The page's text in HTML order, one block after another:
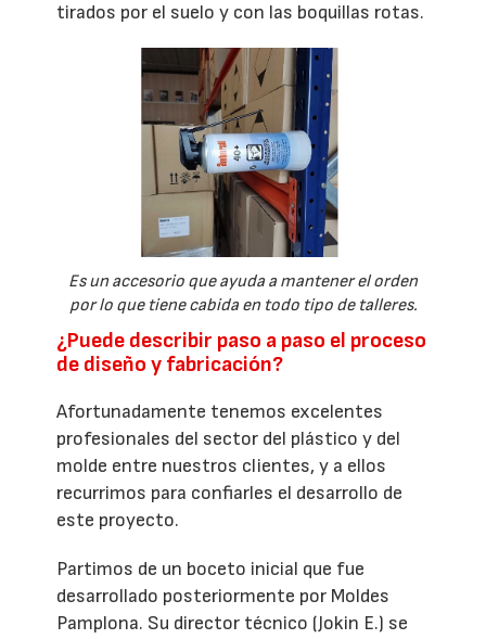
tirados por el suelo y con las boquillas rotas.
Es un accesorio que ayuda a mantener el orden
por lo que tiene cabida en todo tipo de talleres.
¿Puede describir paso a paso el proceso
de diseño y fabricación?
Afortunadamente tenemos excelentes
profesionales del sector del plástico y del
molde entre nuestros clientes, y a ellos
recurrimos para confiarles el desarrollo de
este proyecto.
Partimos de un boceto inicial que fue
desarrollado posteriormente por Moldes
Pamplona. Su director técnico (Jokin E.) se